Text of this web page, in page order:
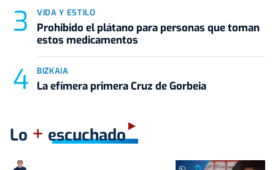
VIDA Y ESTILO
Prohibido el plátano para personas que toman
estos medicamentos
BIZKAIA
La efímera primera Cruz de Gorbeia
Lo + escuchado